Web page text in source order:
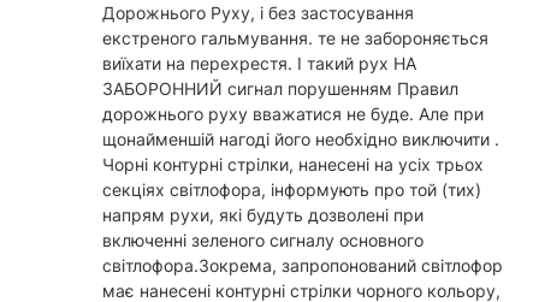
Дорожнього Руху, і без застосування
екстреного гальмування. те не забороняється
виїхати на перехрестя. І такий рух НА
ЗАБОРОННИЙ сигнал порушенням Правил
дорожнього руху вважатися не буде. Але при
щонайменшій нагоді його необхідно виключити .
Чорні контурні стрілки, нанесені на усіх трьох
секціях світлофора, інформують про той (тих)
напрям рухи, які будуть дозволені при
включенні зеленого сигналу основного
світлофора.Зокрема, запропонований світлофор
має нанесені контурні стрілки чорного кольору,